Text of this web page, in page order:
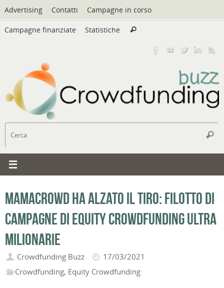
Vai
al
contenuto
Advertising Contatti Campagne in corso
Campagne finanziate Statistiche Cerca
Cerca
Mamacrowd ha alzato il tiro: filotto di
campagne di equity crowdfunding ultra
milionarie
Crowdfunding Buzz
17/03/2021
Crowdfunding, Equity Crowdfunding